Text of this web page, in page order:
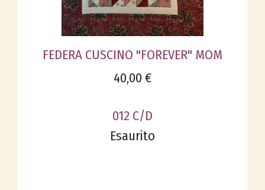
FEDERA CUSCINO "FOREVER" MOM
40,00 €
012 C/D
Esaurito